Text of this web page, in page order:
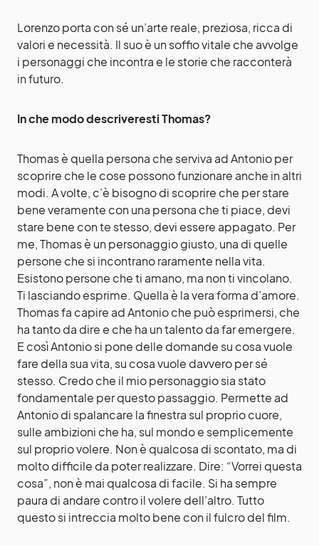
Lorenzo porta con sé un’arte reale, preziosa, ricca di
valori e necessità. Il suo è un soffio vitale che avvolge
i personaggi che incontra e le storie che racconterà
in futuro.
In che modo descriveresti Thomas?
Thomas è quella persona che serviva ad Antonio per
scoprire che le cose possono funzionare anche in altri
modi. A volte, c’è bisogno di scoprire che per stare
bene veramente con una persona che ti piace, devi
stare bene con te stesso, devi essere appagato. Per
me, Thomas è un personaggio giusto, una di quelle
persone che si incontrano raramente nella vita.
Esistono persone che ti amano, ma non ti vincolano.
Ti lasciando esprime. Quella è la vera forma d’amore.
Thomas fa capire ad Antonio che può esprimersi, che
ha tanto da dire e che ha un talento da far emergere.
E così Antonio si pone delle domande su cosa vuole
fare della sua vita, su cosa vuole davvero per sé
stesso. Credo che il mio personaggio sia stato
fondamentale per questo passaggio. Permette ad
Antonio di spalancare la finestra sul proprio cuore,
sulle ambizioni che ha, sul mondo e semplicemente
sul proprio volere. Non è qualcosa di scontato, ma di
molto difficile da poter realizzare. Dire: “Vorrei questa
cosa”, non è mai qualcosa di facile. Si ha sempre
paura di andare contro il volere dell’altro. Tutto
questo si intreccia molto bene con il fulcro del film.